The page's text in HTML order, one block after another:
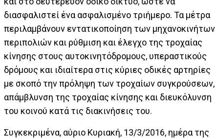
διασφαλιστεί ένα ασφαλισμένο τριήμερο. Τα μέτρα
περιλαμβάνουν εντατικοποίηση των μηχανοκινήτων
περιπολιών και ρύθμιση και έλεγχο της τροχαίας
κίνησης στους αυτοκινητόδρομους, υπεραστικούς
δρόμους και ιδιαίτερα στις κύριες οδικές αρτηρίες
με σκοπό την πρόληψη των τροχαίων συγκρούσεων,
απάμβλυνση της τροχαίας κίνησης και διευκόλυνση
του κοινού κατά τις διακινήσεις του.
Συγκεκριμένα, αύριο Κυριακή, 13/3/2016, ημέρα της